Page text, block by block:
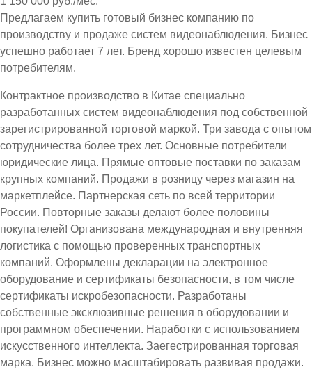
Предлагаем купить готовый бизнес компанию по
производству и продаже систем видеонаблюдения. Бизнес
успешно работает 7 лет. Бренд хорошо известен целевым
потребителям.
Контрактное производство в Китае специально
разработанных систем видеонаблюдения под собственной
зарегистрированной торговой маркой. Три завода с опытом
сотрудничества более трех лет. Основные потребители
юридические лица. Прямые оптовые поставки по заказам
крупных компаний. Продажи в розницу через магазин на
маркетплейсе. Партнерская сеть по всей территории
России. Повторные заказы делают более половины
покупателей! Организована международная и внутренняя
логистика с помощью проверенных транспортных
компаний. Оформлены декларации на электронное
оборудование и сертификаты безопасности, в том числе
сертификаты искробезопасности. Разработаны
собственные эксклюзивные решения в оборудовании и
программном обеспечении. Наработки с использованием
искусственного интеллекта. Заегестрированная торговая
марка. Бизнес можно масштабировать развивая продажи.